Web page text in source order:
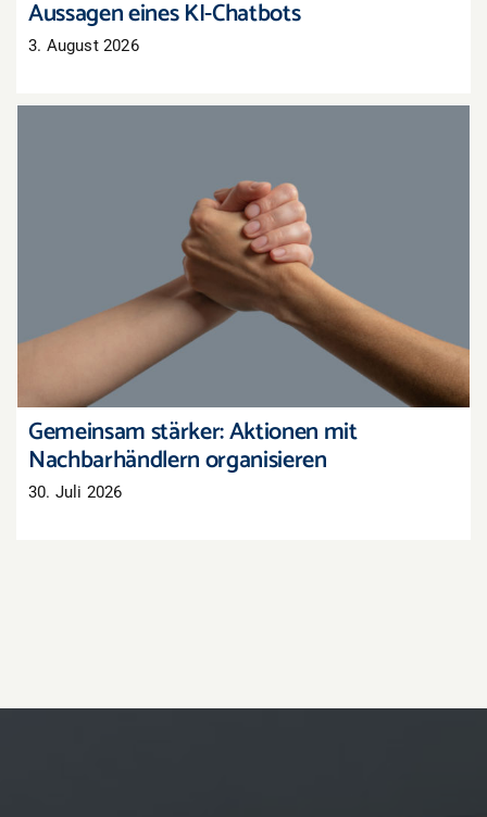
Aussagen eines KI-Chatbots
3. August 2026
Gemeinsam stärker: Aktionen mit
Nachbarhändlern organisieren
Gemeinsam stärker: Aktionen mit
Nachbarhändlern organisieren
30. Juli 2026